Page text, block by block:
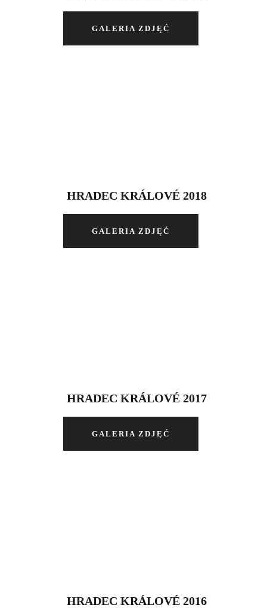
GALERIA ZDJĘĆ
HRADEC KRÁLOVÉ 2018
GALERIA ZDJĘĆ
HRADEC KRÁLOVÉ 2017
GALERIA ZDJĘĆ
HRADEC KRÁLOVÉ 2016